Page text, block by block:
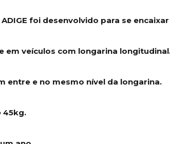
ADIGE foi desenvolvido para se
em veículos com longarina
entre e no mesmo nível da longarina.
45kg.